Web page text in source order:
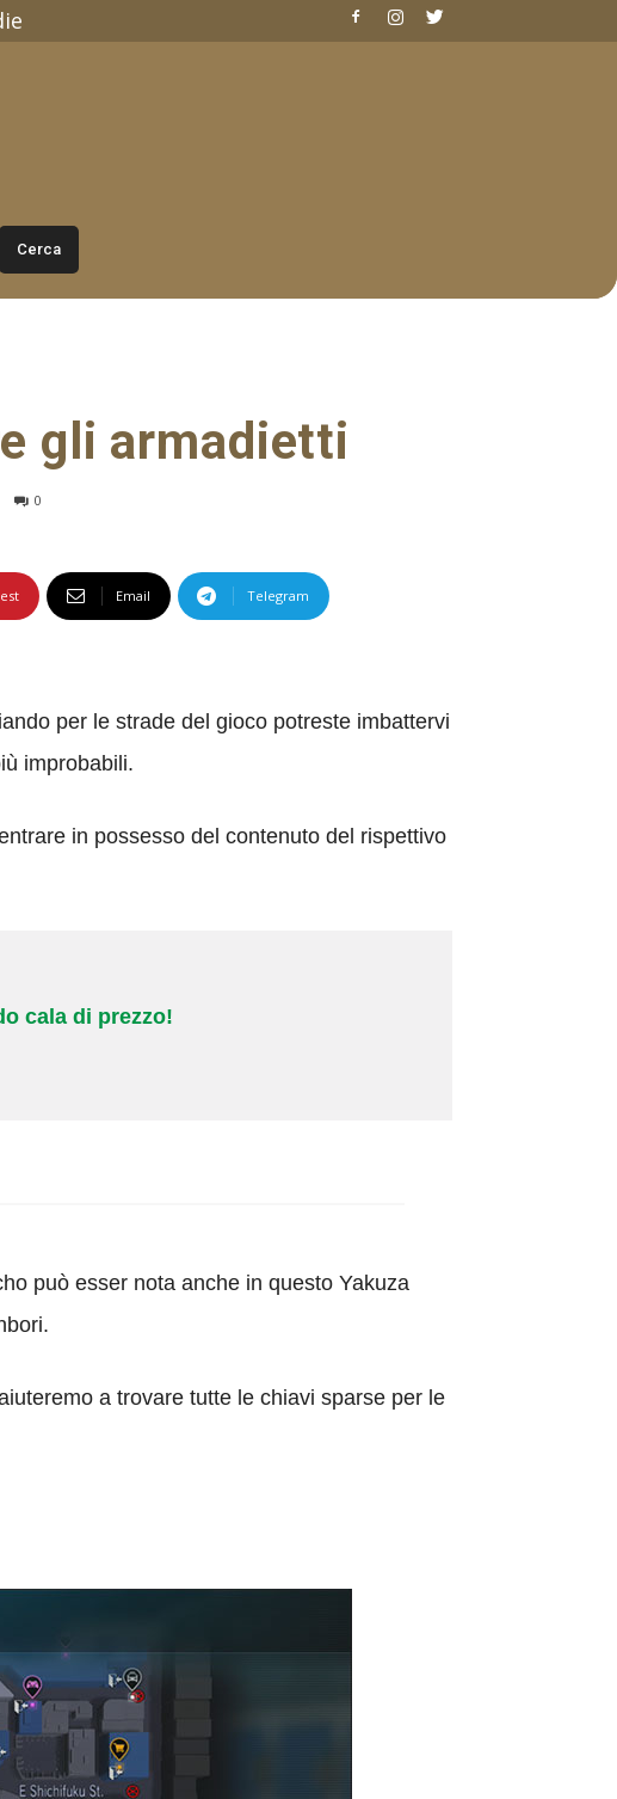
gli armadietti
0
Email Telegram
per le strade del gioco potreste imbattervi
improbabili.
in possesso del contenuto del rispettivo
cala di prezzo!
può esser nota anche in questo Yakuza
a trovare tutte le chiavi sparse per le